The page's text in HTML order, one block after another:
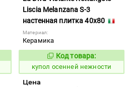
Liscia Melanzana S-3
настенная плитка 40x80
Материал:
Керамика
852183
Код товара:
купол осенней нежности
Цена